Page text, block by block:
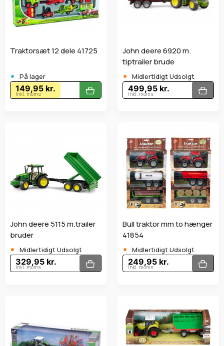
Traktorsæt 12 dele 41725
• På lager
149,95 kr.
Inkl. moms
John deere 6920 m.
tiptrailer brude
• Midlertidigt Udsolgt
499,95 kr.
Inkl. moms
John deere 5115 m.trailer
bruder
• Midlertidigt Udsolgt
329,95 kr.
Inkl. moms
Bull traktor mm to hænger
41854
• Midlertidigt Udsolgt
249,95 kr.
Inkl. moms